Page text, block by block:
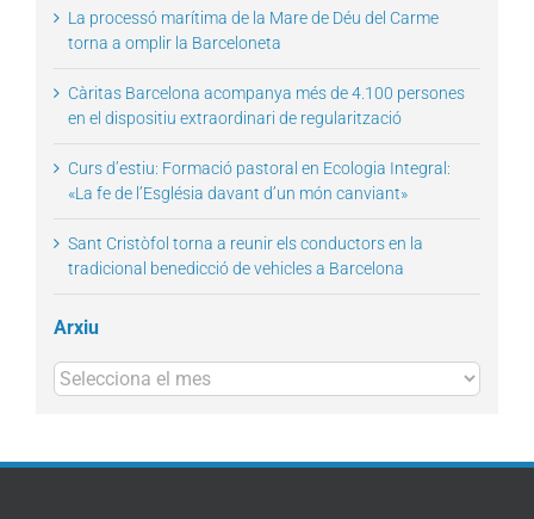
La processó marítima de la Mare de Déu del Carme
torna a omplir la Barceloneta
Càritas Barcelona acompanya més de 4.100 persones
en el dispositiu extraordinari de regularització
Curs d’estiu: Formació pastoral en Ecologia Integral:
«La fe de l’Església davant d’un món canviant»
Sant Cristòfol torna a reunir els conductors en la
tradicional benedicció de vehicles a Barcelona
Arxiu
Arxius